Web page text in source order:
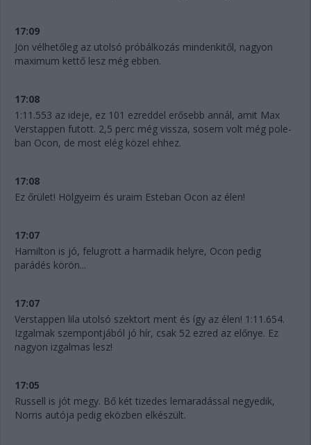
17:09
Jön vélhetőleg az utolsó próbálkozás mindenkitől, nagyon
maximum kettő lesz még ebben.
17:08
1:11.553 az ideje, ez 101 ezreddel erősebb annál, amit Max
Verstappen futott. 2,5 perc még vissza, sosem volt még pole-
ban Ocon, de most elég közel ehhez.
17:08
Ez őrület! Hölgyeim és uraim Esteban Ocon az élen!
17:07
Hamilton is jó, felugrott a harmadik helyre, Ocon pedig
parádés körön...
17:07
Verstappen lila utolsó szektort ment és így az élen! 1:11.654.
Izgalmak szempontjából jó hír, csak 52 ezred az előnye. Ez
nagyon izgalmas lesz!
17:05
Russell is jót megy. Bő két tizedes lemaradással negyedik,
Norris autója pedig eközben elkészült.